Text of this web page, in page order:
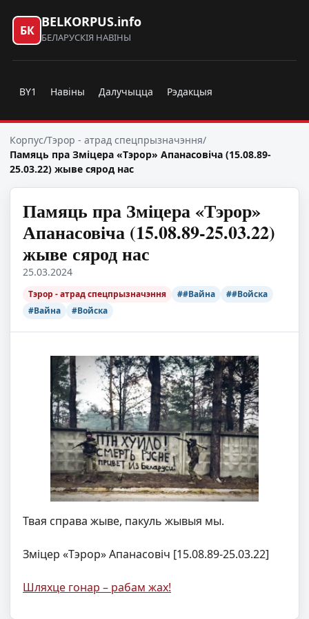
БК
BELKORPUS.info
БЕЛАРУСКІЯ НАВІНЫ
BY1 Навіны Далучыцца Рэдакцыя
Корпус/Тэрор - атрад спецпрызначэння/
Памяць пра Зміцера «Тэрор» Апанасовіча (15.08.89-
25.03.22) жыве сярод нас
Памяць пра Зміцера «Тэрор»
Апанасовіча (15.08.89-25.03.22)
жыве сярод нас
25.03.2024
Тэрор - атрад спецпрызначэння ##Вайна
##Войска
#Вайна
#Войска
Твая справа жыве, пакуль жывыя мы.
Зміцер «Тэрор» Апанасовіч [15.08.89-25.03.22]
Шляхце гонар – рабам жах!